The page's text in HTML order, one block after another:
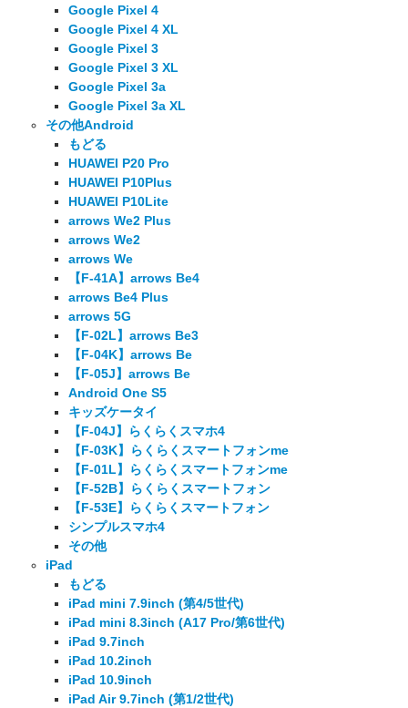
Google Pixel 4
Google Pixel 4 XL
Google Pixel 3
Google Pixel 3 XL
Google Pixel 3a
Google Pixel 3a XL
その他Android
もどる
HUAWEI P20 Pro
HUAWEI P10Plus
HUAWEI P10Lite
arrows We2 Plus
arrows We2
arrows We
【F-41A】arrows Be4
arrows Be4 Plus
arrows 5G
【F-02L】arrows Be3
【F-04K】arrows Be
【F-05J】arrows Be
Android One S5
キッズケータイ
【F-04J】らくらくスマホ4
【F-03K】らくらくスマートフォンme
【F-01L】らくらくスマートフォンme
【F-52B】らくらくスマートフォン
【F-53E】らくらくスマートフォン
シンプルスマホ4
その他
iPad
もどる
iPad mini 7.9inch (第4/5世代)
iPad mini 8.3inch (A17 Pro/第6世代)
iPad 9.7inch
iPad 10.2inch
iPad 10.9inch
iPad Air 9.7inch (第1/2世代)